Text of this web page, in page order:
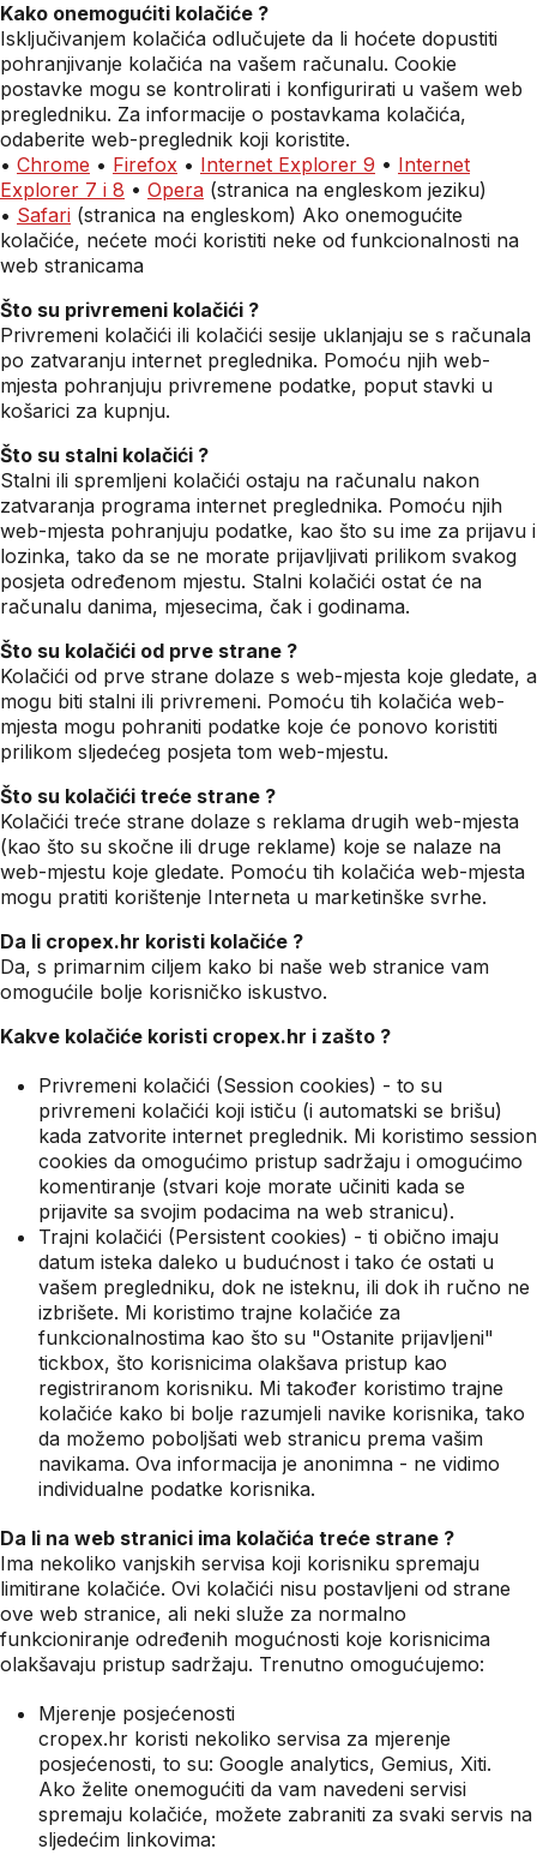
Kako onemogućiti kolačiće ?
Isključivanjem kolačića odlučujete da li hoćete dopustiti
pohranjivanje kolačića na vašem računalu. Cookie
postavke mogu se kontrolirati i konfigurirati u vašem web
pregledniku. Za informacije o postavkama kolačića,
odaberite web-preglednik koji koristite.
• Chrome • Firefox • Internet Explorer 9 • Internet
Explorer 7 i 8 • Opera (stranica na engleskom jeziku)
• Safari (stranica na engleskom) Ako onemogućite
kolačiće, nećete moći koristiti neke od funkcionalnosti na
web stranicama
Što su privremeni kolačići ?
Privremeni kolačići ili kolačići sesije uklanjaju se s računala
po zatvaranju internet preglednika. Pomoću njih web-
mjesta pohranjuju privremene podatke, poput stavki u
košarici za kupnju.
Što su stalni kolačići ?
Stalni ili spremljeni kolačići ostaju na računalu nakon
zatvaranja programa internet preglednika. Pomoću njih
web-mjesta pohranjuju podatke, kao što su ime za prijavu i
lozinka, tako da se ne morate prijavljivati prilikom svakog
posjeta određenom mjestu. Stalni kolačići ostat će na
računalu danima, mjesecima, čak i godinama.
Što su kolačići od prve strane ?
Kolačići od prve strane dolaze s web-mjesta koje gledate, a
mogu biti stalni ili privremeni. Pomoću tih kolačića web-
mjesta mogu pohraniti podatke koje će ponovo koristiti
prilikom sljedećeg posjeta tom web-mjestu.
Što su kolačići treće strane ?
Kolačići treće strane dolaze s reklama drugih web-mjesta
(kao što su skočne ili druge reklame) koje se nalaze na
web-mjestu koje gledate. Pomoću tih kolačića web-mjesta
mogu pratiti korištenje Interneta u marketinške svrhe.
Da li cropex.hr koristi kolačiće ?
Da, s primarnim ciljem kako bi naše web stranice vam
omogućile bolje korisničko iskustvo.
Kakve kolačiće koristi cropex.hr i zašto ?
Privremeni kolačići (Session cookies) - to su
privremeni kolačići koji ističu (i automatski se brišu)
kada zatvorite internet preglednik. Mi koristimo session
cookies da omogućimo pristup sadržaju i omogućimo
komentiranje (stvari koje morate učiniti kada se
prijavite sa svojim podacima na web stranicu).
Trajni kolačići (Persistent cookies) - ti obično imaju
datum isteka daleko u budućnost i tako će ostati u
vašem pregledniku, dok ne isteknu, ili dok ih ručno ne
izbrišete. Mi koristimo trajne kolačiće za
funkcionalnostima kao što su "Ostanite prijavljeni"
tickbox, što korisnicima olakšava pristup kao
registriranom korisniku. Mi također koristimo trajne
kolačiće kako bi bolje razumjeli navike korisnika, tako
da možemo poboljšati web stranicu prema vašim
navikama. Ova informacija je anonimna - ne vidimo
individualne podatke korisnika.
Da li na web stranici ima kolačića treće strane ?
Ima nekoliko vanjskih servisa koji korisniku spremaju
limitirane kolačiće. Ovi kolačići nisu postavljeni od strane
ove web stranice, ali neki služe za normalno
funkcioniranje određenih mogućnosti koje korisnicima
olakšavaju pristup sadržaju. Trenutno omogućujemo:
Mjerenje posjećenosti
cropex.hr koristi nekoliko servisa za mjerenje
posjećenosti, to su: Google analytics, Gemius, Xiti.
Ako želite onemogućiti da vam navedeni servisi
spremaju kolačiće, možete zabraniti za svaki servis na
sljedećim linkovima: